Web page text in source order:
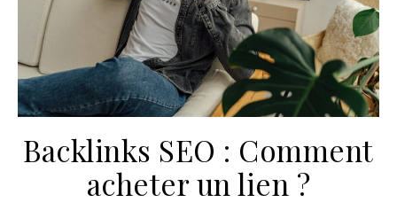
Backlinks SEO : Comment
acheter un lien ?